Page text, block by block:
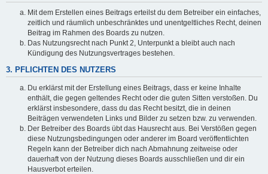
Mit dem Erstellen eines Beitrags erteilst du dem Betreiber ein einfaches,
zeitlich und räumlich unbeschränktes und unentgeltliches Recht, deinen
Beitrag im Rahmen des Boards zu nutzen.
Das Nutzungsrecht nach Punkt 2, Unterpunkt a bleibt auch nach
Kündigung des Nutzungsvertrages bestehen.
3. PFLICHTEN DES NUTZERS
Du erklärst mit der Erstellung eines Beitrags, dass er keine Inhalte
enthält, die gegen geltendes Recht oder die guten Sitten verstoßen. Du
erklärst insbesondere, dass du das Recht besitzt, die in deinen
Beiträgen verwendeten Links und Bilder zu setzen bzw. zu verwenden.
Der Betreiber des Boards übt das Hausrecht aus. Bei Verstößen gegen
diese Nutzungsbedingungen oder anderer im Board veröffentlichten
Regeln kann der Betreiber dich nach Abmahnung zeitweise oder
dauerhaft von der Nutzung dieses Boards ausschließen und dir ein
Hausverbot erteilen.